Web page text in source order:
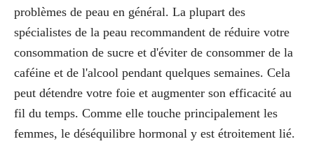
problèmes de peau en général. La plupart des
spécialistes de la peau recommandent de réduire votre
consommation de sucre et d'éviter de consommer de la
caféine et de l'alcool pendant quelques semaines. Cela
peut détendre votre foie et augmenter son efficacité au
fil du temps. Comme elle touche principalement les
femmes, le déséquilibre hormonal y est étroitement lié.